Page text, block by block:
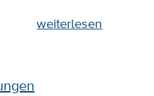
weiterlesen